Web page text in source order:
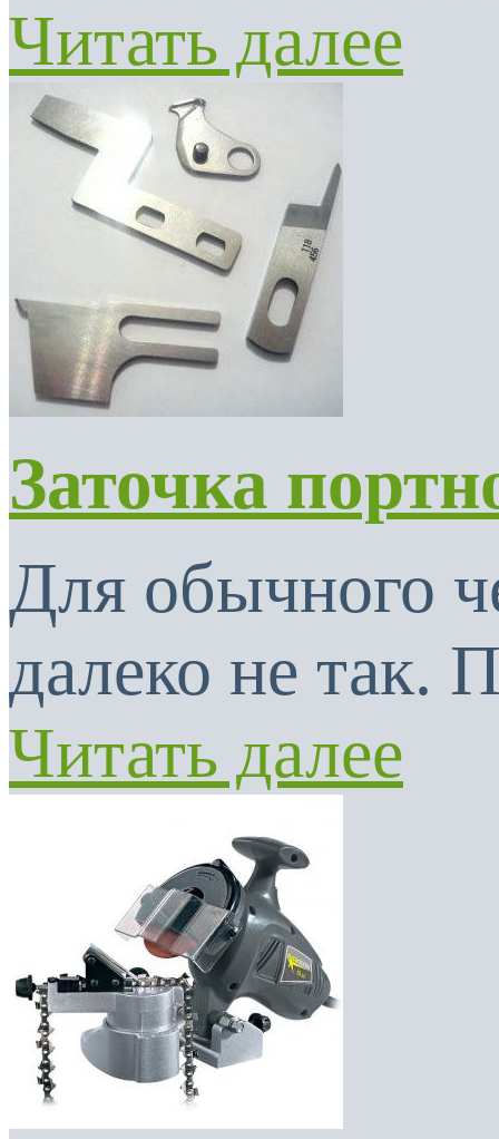
Читать далее
Заточка
Для обычного
далеко не так.
Читать далее